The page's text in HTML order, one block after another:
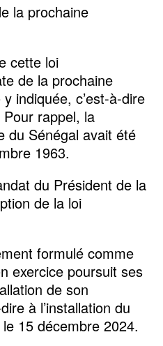
la prochaine
cette loi
de la prochaine
indiquée, c’est-à-dire
rappel, la
du Sénégal avait été
1963.
du Président de la
de la loi
formulé comme
exercice poursuit ses
de son
à l’installation du
15 décembre 2024.